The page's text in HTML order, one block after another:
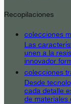
Recopilaciones
colecciones
Las
unen a la
innovador
colecciones
Desde
cada detalle
de materiales